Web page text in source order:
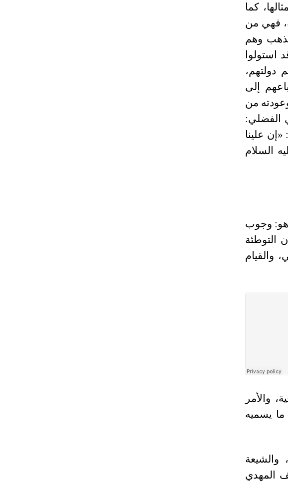
كما
فهي من
وهم
إلى
من
الفضلي:
علينا
السلام
هو: وجوب
التوطئة
والقيام
والأمر
يسميه
المهدي